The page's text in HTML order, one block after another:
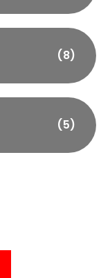
(8)
(5)